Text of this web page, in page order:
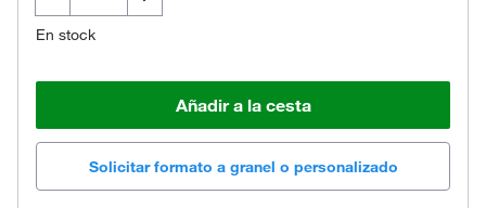
En stock
Añadir a la cesta
Solicitar formato a granel o personalizado